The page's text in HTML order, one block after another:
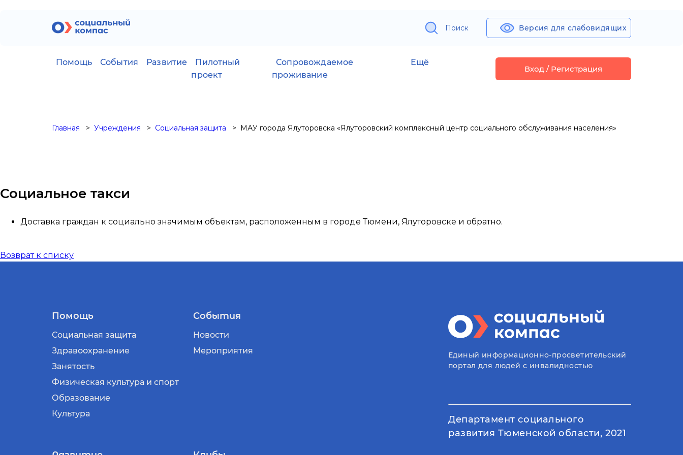
Поиск Версия для слабовидящих
Помощь События Развитие
Пилотный
проект
Сопровождаемое
проживание
Ещё
Вход / Регистрация
Главная Учреждения Социальная защита МАУ города Ялуторовска «Ялуторовский комплексный центр социального обслуживания населения»
Социальное такси
Доставка граждан к социально значимым объектам, расположенным в городе Тюмени, Ялуторовске и обратно.
Возврат к списку
Помощь
Социальная защита
Здравоохранение
Занятость
Физическая культура и спорт
Образование
Культура
События
Новости
Мероприятия
Единый информационно-просветительский
портал для людей с инвалидностью
Департамент социального
развития Тюменской области, 2021